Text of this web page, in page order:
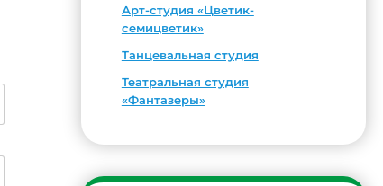
Арт-студия «Цветик-
семицветик»
Танцевальная студия
Театральная студия
«Фантазеры»